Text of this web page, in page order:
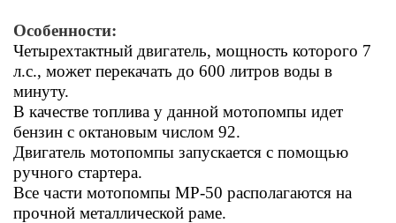
Особенности:
Четырехтактный двигатель, мощность которого 7
л.с., может перекачать до 600 литров воды в
минуту.
В качестве топлива у данной мотопомпы идет
бензин с октановым числом 92.
Двигатель мотопомпы запускается с помощью
ручного стартера.
Все части мотопомпы MP-50 располагаются на
прочной металлической раме.